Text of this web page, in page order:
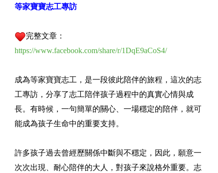
等家寶寶志工專訪
完整文章：
https://www.facebook.com/share/r/1DqE9aCoS4/
成為等家寶寶志工，是一段彼此陪伴的旅程，這次的志
工專訪，分享了志工陪伴孩子過程中的真實心情與成
長。有時候，一句簡單的關心、一場穩定的陪伴，就可
能成為孩子生命中的重要支持。
許多孩子過去曾經歷關係中斷與不穩定，因此，願意一
次次出現、耐心陪伴的大人，對孩子來說格外重要。志